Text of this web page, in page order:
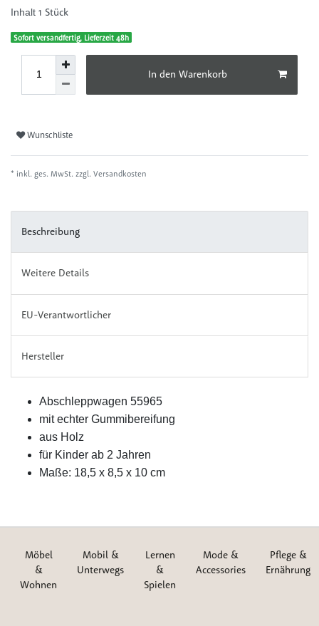
Inhalt 1 Stück
Sofort versandfertig, Lieferzeit 48h
In den Warenkorb
Wunschliste
* inkl. ges. MwSt. zzgl. Versandkosten
Beschreibung
Weitere Details
EU-Verantwortlicher
Hersteller
Abschleppwagen 55965
mit echter Gummibereifung
aus Holz
für Kinder ab 2 Jahren
Maße: 18,5 x 8,5 x 10 cm
Möbel
&
Wohnen
Mobil &
Unterwegs
Lernen
&
Spielen
Mode &
Accessories
Pflege &
Ernährung